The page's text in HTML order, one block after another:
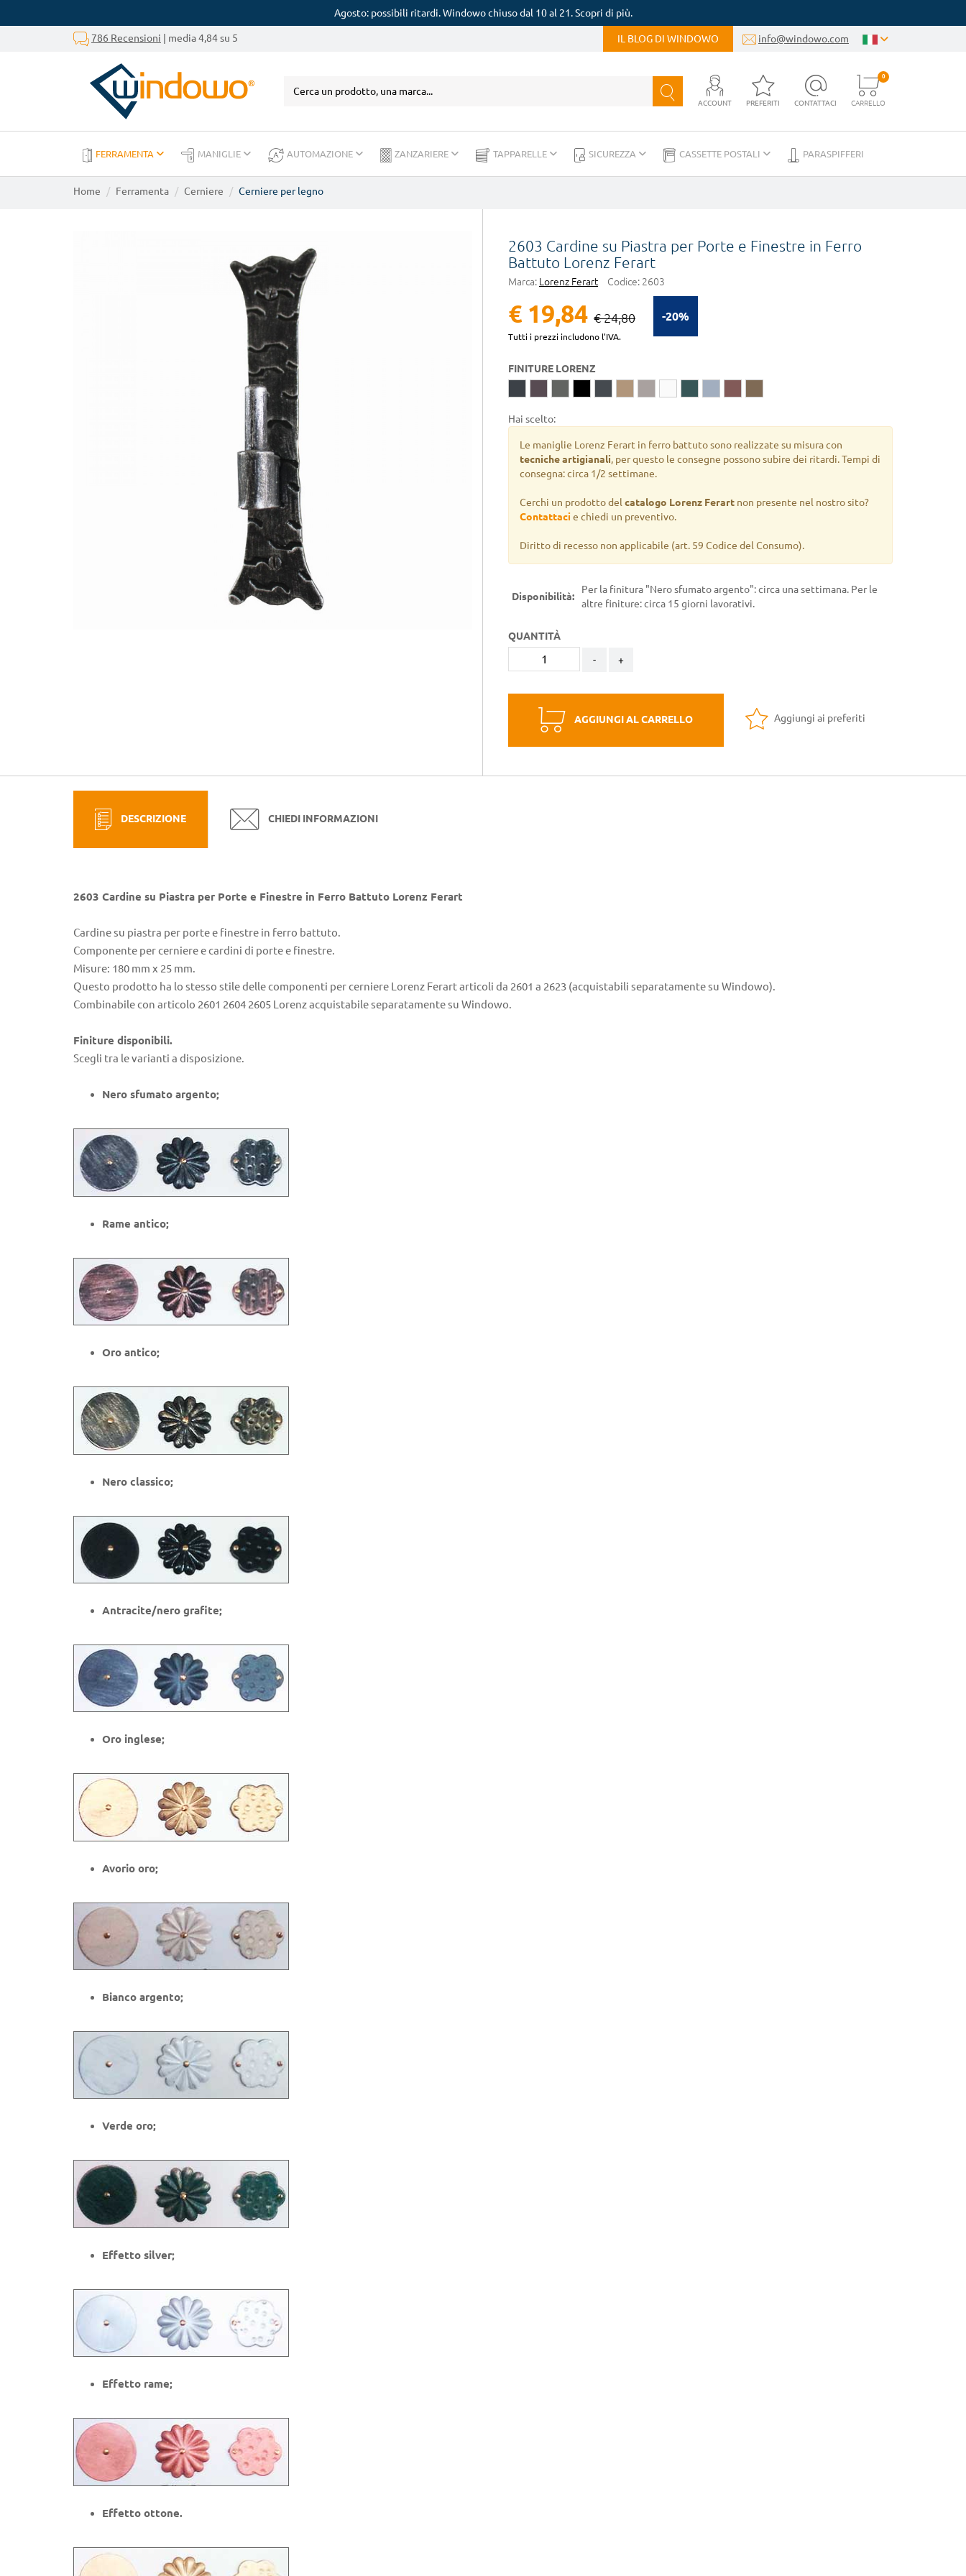
Agosto: possibili ritardi. Windowo chiuso dal 10 al 21. Scopri di più.
786 Recensioni | media 4,84 su 5 IL BLOG DI WINDOWO info@windowo.com
ACCOUNT PREFERITI CONTATTACI CARRELLO
0
FERRAMENTA MANIGLIE AUTOMAZIONE ZANZARIERE TAPPARELLE SICUREZZA CASSETTE POSTALI PARASPIFFERI
Home Ferramenta Cerniere Cerniere per legno
2603 Cardine su Piastra per Porte e Finestre in Ferro
Battuto Lorenz Ferart
Marca: Lorenz Ferart Codice: 2603
-20%
€ 19,84 € 24,80
Tutti i prezzi includono l'IVA.
FINITURE LORENZ
Hai scelto:
Le maniglie Lorenz Ferart in ferro battuto sono realizzate su misura con
tecniche artigianali, per questo le consegne possono subire dei ritardi. Tempi di
consegna: circa 1/2 settimane.
Cerchi un prodotto del catalogo Lorenz Ferart non presente nel nostro sito?
Contattacie chiedi un preventivo.
Diritto di recesso non applicabile (art. 59 Codice del Consumo).
Disponibilità:
Per la finitura "Nero sfumato argento": circa una settimana. Per le
altre finiture: circa 15 giorni lavorativi.
QUANTITÀ
- +
AGGIUNGI AL CARRELLO Aggiungi ai preferiti
DESCRIZIONE CHIEDI INFORMAZIONI
2603 Cardine su Piastra per Porte e Finestre in Ferro Battuto Lorenz Ferart
Cardine su piastra per porte e finestre in ferro battuto.
Componente per cerniere e cardini di porte e finestre.
Misure: 180 mm x 25 mm.
Questo prodotto ha lo stesso stile delle componenti per cerniere Lorenz Ferart articoli da 2601 a 2623 (acquistabili separatamente su Windowo).
Combinabile con articolo 2601 2604 2605 Lorenz acquistabile separatamente su Windowo.
Finiture disponibili.
Scegli tra le varianti a disposizione.
Nero sfumato argento;
Rame antico;
Oro antico;
Nero classico;
Antracite/nero grafite;
Oro inglese;
Avorio oro;
Bianco argento;
Verde oro;
Effetto silver;
Effetto rame;
Effetto ottone.